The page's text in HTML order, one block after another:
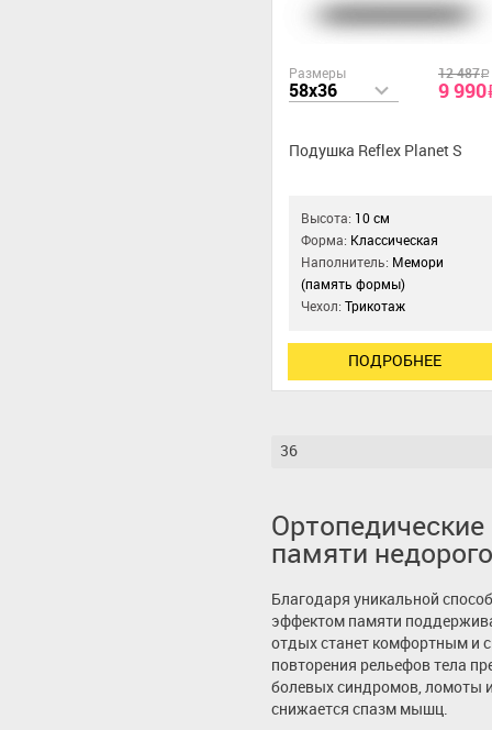
Размеры
58x36
12 487a
9 990
Подушка Reflex Planet S
Высота: 10 см
Форма: Классическая
Наполнитель: Мемори
(память формы)
Чехол:Трикотаж
ПОДРОБНЕЕ
36
памяти недорого
Благодаря уникальной
эффектом памяти
отдых станет комфортным и
повторения рельефов тела
болевых синдромов, ломоты
снижается спазм мышц.